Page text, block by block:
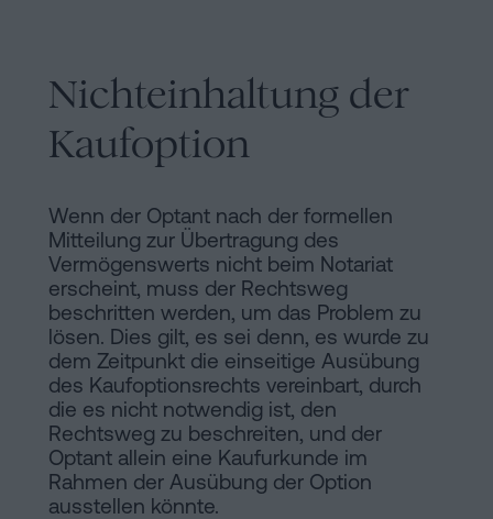
Nichteinhaltung der
Kaufoption
Wenn der Optant nach der formellen
Mitteilung zur Übertragung des
Vermögenswerts nicht beim Notariat
erscheint, muss der Rechtsweg
beschritten werden, um das Problem zu
lösen. Dies gilt, es sei denn, es wurde zu
dem Zeitpunkt die einseitige Ausübung
des Kaufoptionsrechts vereinbart, durch
die es nicht notwendig ist, den
Rechtsweg zu beschreiten, und der
Optant allein eine Kaufurkunde im
Rahmen der Ausübung der Option
ausstellen könnte.